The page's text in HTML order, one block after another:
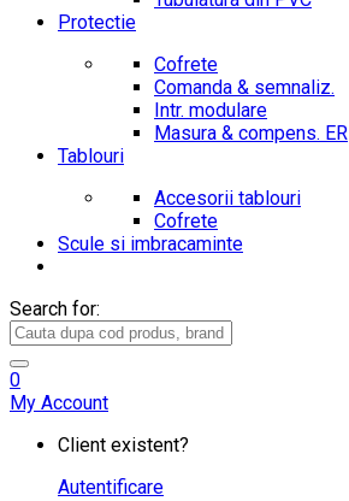
Protectie
Cofrete
Comanda & semnaliz.
Intr. modulare
Masura & compens. ER
Tablouri
Accesorii tablouri
Cofrete
Scule si imbracaminte
Search for:
0
My Account
Client existent?
Autentificare